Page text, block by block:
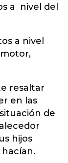
a nivel del
a nivel
resaltar
en las
de
hijos